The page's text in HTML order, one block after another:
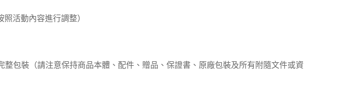
活動內容進行調整）
包裝（請注意保持商品本體、配件、贈品、保證書、原廠包裝及所有附隨文件或資